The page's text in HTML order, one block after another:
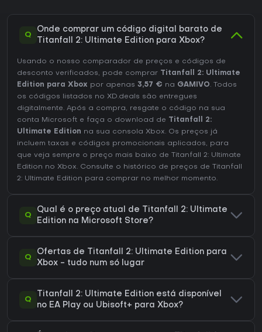
Q
Onde comprar um código digital barato de
Titanfall 2: Ultimate Edition para Xbox?
Usando o nosso comparador de preços e códigos de
desconto verificados, pode comprar
Titanfall 2: Ultimate
Edition para Xbox por apenas 3,57 € na GAMIVO. Todos
os códigos listados no XD.deals são entregues
digitalmente. Após a compra, resgate o código na sua
conta Microsoft e faça o download de
Titanfall 2:
Ultimate Edition na sua consola Xbox. Os preços já
incluem taxas e códigos promocionais aplicados, para
que veja sempre o preço mais baixo de Titanfall 2: Ultimate
Edition no Xbox. Consulte o histórico de preços de Titanfall
2: Ultimate Edition para comprar no melhor momento.
Q
Qual é o preço atual de Titanfall 2: Ultimate
Edition na Microsoft Store?
Q
Ofertas de Titanfall 2: Ultimate Edition para
Xbox - tudo num só lugar
Q
Titanfall 2: Ultimate Edition está disponível
no EA Play ou Ubisoft+ para Xbox?